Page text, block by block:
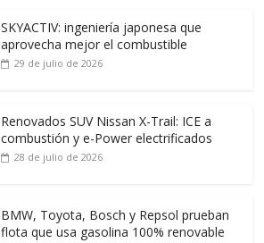
SKYACTIV: ingeniería japonesa que
aprovecha mejor el combustible
29 de julio de 2026
Renovados SUV Nissan X-Trail: ICE a
combustión y e-Power electrificados
28 de julio de 2026
BMW, Toyota, Bosch y Repsol prueban
flota que usa gasolina 100% renovable